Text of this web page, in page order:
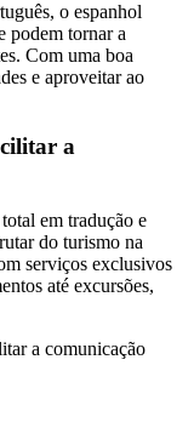
o espanhol
podem tornar a
Com uma boa
e aproveitar ao
a
em tradução e
do turismo na
serviços exclusivos
até excursões,